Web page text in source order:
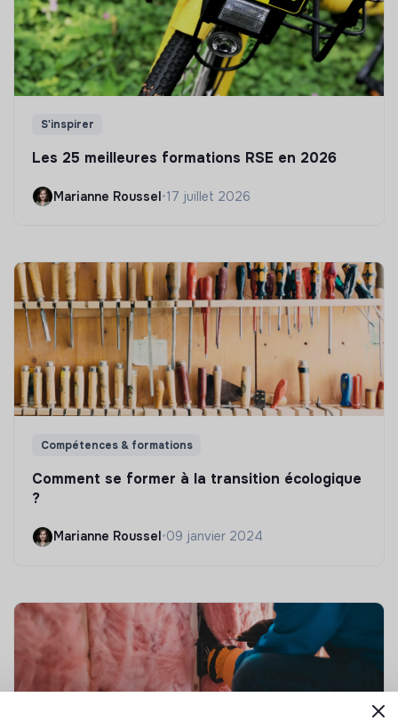
S'inspirer
Les 25 meilleures formations RSE en 2026
Marianne Roussel•17 juillet 2026
Compétences & formations
Comment se former à la transition écologique
?
Marianne Roussel •09 janvier 2024